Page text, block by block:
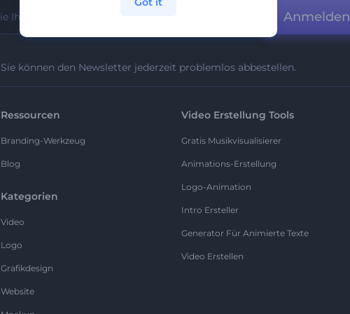
Anmelden
Sie können den Newsletter jederzeit problemlos abbestellen.
Ressourcen
Branding-Werkzeug
Blog
Kategorien
Video
Logo
Grafikdesign
Website
Video Erstellung Tools
Gratis Musikvisualisierer
Animations-Erstellung
Logo-Animation
Intro Ersteller
Generator Für Animierte Texte
Video Erstellen